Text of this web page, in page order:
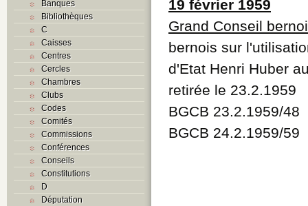
Banques
Bibliothèques
C
Caisses
Centres
Cercles
Chambres
Clubs
Codes
Comités
Commissions
Conférences
Conseils
Constitutions
D
Députation
19 février 1959
Grand Conseil
bernois sur
d'Etat Henri Huber
retirée le 23.2.1959
BGCB 23.2.1959/48
BGCB 24.2.1959/59